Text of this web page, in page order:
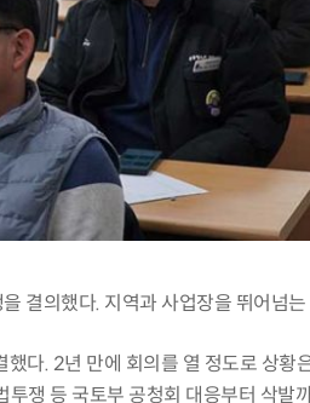
결의했다. 지역과 사업장을 뛰어넘
했다. 2년 만에 회의를 열 정도로 상황
투쟁 등 국토부 공청회 대응부터 삭발